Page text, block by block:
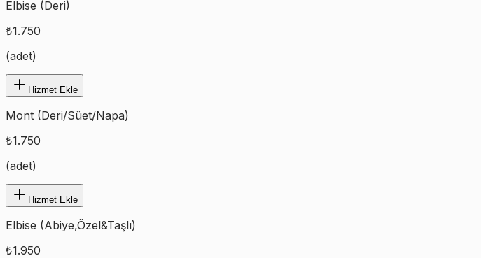
Elbise (Deri)
₺1.750
(adet)
Hizmet Ekle
Mont (Deri/Süet/Napa)
₺1.750
(adet)
Hizmet Ekle
Elbise (Abiye,Özel&Taşlı)
₺1.950